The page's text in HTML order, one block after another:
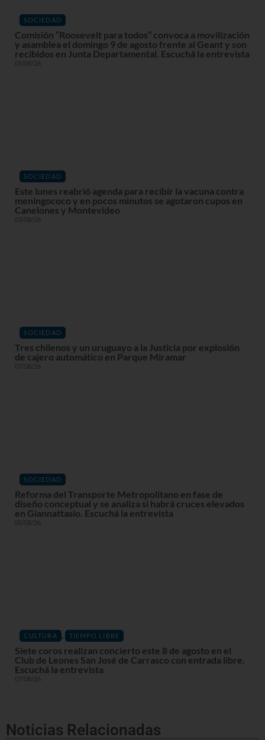
SOCIEDAD
Comisión “Roosevelt para todos” convoca a movilización
y asamblea el domingo 9 de agosto frente al Geant y son
recibidos en Junta Departamental. Escuchá la entrevista
05/08/26
SOCIEDAD
Este lunes reabrió agenda para recibir la vacuna contra
meningococo y en pocos minutos se agotaron cupos en
Canelones y Montevideo
03/08/26
SOCIEDAD
Tres chilenos y un uruguayo a la Justicia por explosión
de cajero automático en Parque Miramar
07/08/26
SOCIEDAD
Reforma del Transporte Metropolitano en fase de
diseño conceptual y se analiza si habrá cruces elevados
en Giannattasio. Escuchá la entrevista
05/08/26
CULTURA , TIEMPO LIBRE
Siete coros realizan concierto este 8 de agosto en el
Club de Leones San José de Carrasco con entrada libre.
Escuchá la entrevista
07/08/26
Noticias Relacionadas